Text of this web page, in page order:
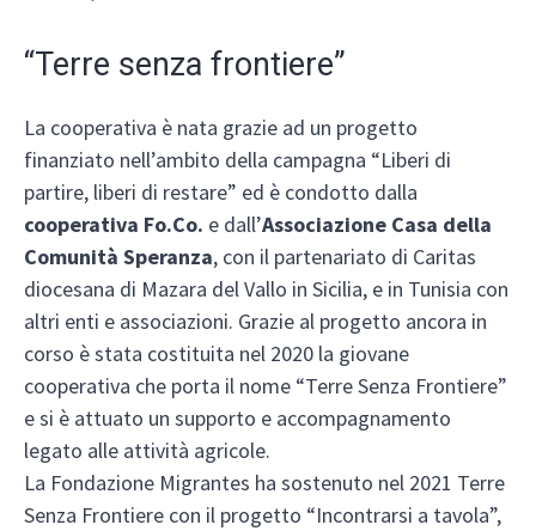
“Terre senza frontiere”
La cooperativa è nata grazie ad un progetto
finanziato nell’ambito della campagna “Liberi di
partire, liberi di restare” ed è condotto dalla
cooperativa Fo.Co. e dall’Associazione Casa della
Comunità Speranza, con il partenariato di Caritas
diocesana di Mazara del Vallo in Sicilia, e in Tunisia con
altri enti e associazioni. Grazie al progetto ancora in
corso è stata costituita nel 2020 la giovane
cooperativa che porta il nome “Terre Senza Frontiere”
e si è attuato un supporto e accompagnamento
legato alle attività agricole.
La Fondazione Migrantes ha sostenuto nel 2021 Terre
Senza Frontiere con il progetto “Incontrarsi a tavola”,